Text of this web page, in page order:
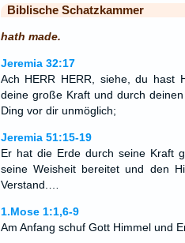
Biblische Schatzkammer
hath made.
Jeremia 32:17
Ach HERR HERR, siehe, du hast
deine große Kraft und durch
Ding vor dir unmöglich;
Jeremia 51:15-19
Er hat die Erde durch seine Kraft
seine Weisheit bereitet und den
Verstand.…
1.Mose 1:1,6-9
Am Anfang schuf Gott Himmel und